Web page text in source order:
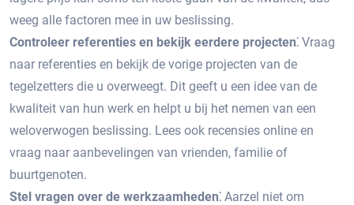
weeg alle factoren mee in uw beslissing.​
Controleer referenties en bekijk eerdere projecten⁚ Vraag
naar referenties en bekijk de vorige projecten van de
tegelzetters die u overweegt.​ Dit geeft u een idee van de
kwaliteit van hun werk en helpt u bij het nemen van een
weloverwogen beslissing.​ Lees ook recensies online en
vraag naar aanbevelingen van vrienden, familie of
buurtgenoten.​
Stel vragen over de werkzaamheden⁚ Aarzel niet om